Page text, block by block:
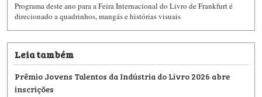
Programa deste ano para a Feira Internacional do Livro de Frankfurt é
direcionado a quadrinhos, mangás e histórias visuais
Leia também
Prêmio Jovens Talentos da Indústria do Livro 2026 abre
inscrições